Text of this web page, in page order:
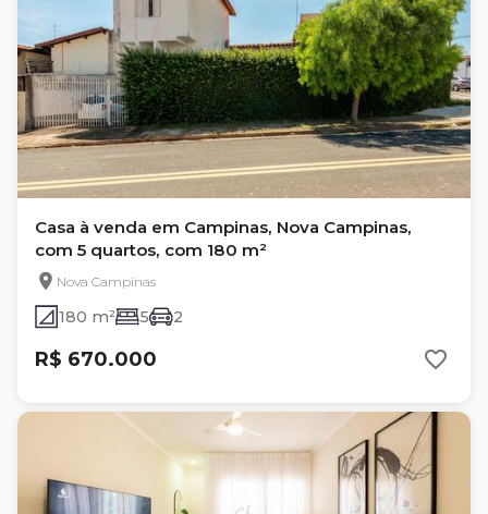
Casa à venda em Campinas, Nova Campinas,
com 5 quartos, com 180 m²
Nova Campinas
180 m² 5 2
R$ 670.000